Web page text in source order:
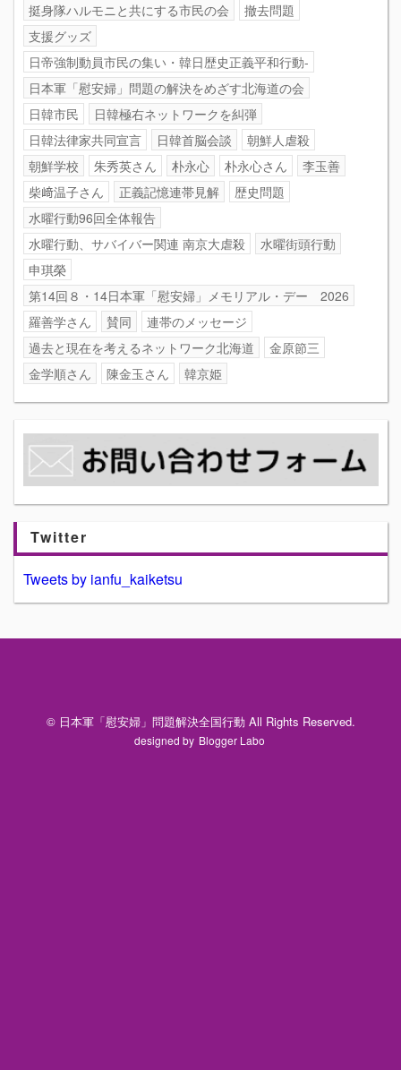
挺身隊ハルモニと共にする市民の会
撤去問題
支援グッズ
日帝強制動員市民の集い・韓日歴史正義平和行動-
日本軍「慰安婦」問題の解決をめざす北海道の会
日韓市民
日韓極右ネットワークを糾弾
日韓法律家共同宣言
日韓首脳会談
朝鮮人虐殺
朝鮮学校
朱秀英さん 朴永心 朴永心さん
李玉善
柴﨑温子さん
正義記憶連帯見解
歴史問題
水曜行動96回全体報告
水曜行動、サバイバー関連 南京大虐殺
水曜街頭行動
申琪榮
第14回８・14日本軍「慰安婦」メモリアル・デー 2026
羅善学さん
賛同
連帯のメッセージ
過去と現在を考えるネットワーク北海道
金原節三
金学順さん
陳金玉さん 韓京姫
Twitter
Tweets by ianfu_kaiketsu
© 日本軍「慰安婦」問題解決全国行動 All Rights Reserved.
designed by Blogger Labo